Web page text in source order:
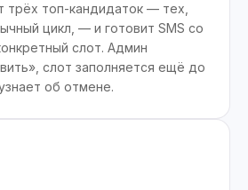
трёх топ-кандидаток — тех,
цикл, — и готовит SMS со
слот. Админ
слот заполняется ещё до
об отмене.